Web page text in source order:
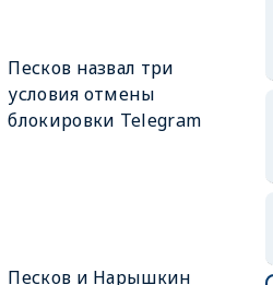
Песков назвал три
условия отмены
блокировки Telegram
Песков и Нарышкин